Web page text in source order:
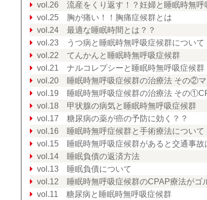
vol.26 流産をくり返す！？妊婦と睡眠時無呼
vol.25 胸が痛い！！胸痛症候群とは
vol.24 最適な睡眠時間とは？？
vol.23 うつ病と睡眠時無呼吸症候群について
vol.22 てんかんと睡眠時無呼吸症候群
vol.21 ナルコレプシーと睡眠時無呼吸症候群
vol.20 睡眠時無呼吸症候群の治療法 その②マ
vol.19 睡眠時無呼吸症候群の治療法 その
vol.18 甲状腺の病気と睡眠時無呼吸症候群
vol.17 糖尿病の薬が癌の予防に効く？？
vol.16 睡眠時無呼症候群と手術療法について
vol.15 睡眠時無呼吸症候群があると交通事故
vol.14 睡眠負債の返済方法
vol.13 睡眠負債について
vol.12 睡眠時無呼吸症候群のCPAP療法がゴ
vol.11 糖尿病と睡眠時無呼吸症候群